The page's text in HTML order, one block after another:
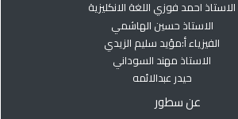
الاستاذ احمد فوزي اللغة الانكليزية
الاستاذ حسين الهاشمي
الفيزياء أ:مؤيد سليم الزيدي
الاستاذ مهند السوداني
حيدر عبدالائمه
عن سطور